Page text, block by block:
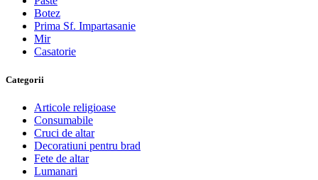
Botez
Prima Sf. Impartasanie
Mir
Casatorie
Categorii
Articole religioase
Consumabile
Cruci de altar
Decoratiuni pentru brad
Fete de altar
Lumanari